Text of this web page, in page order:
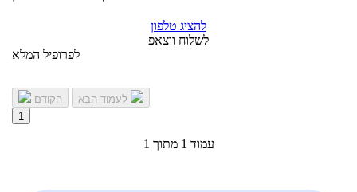
להציג טלפון
לשלוח ווצאפ
לפרופיל המלא
הקודם
1
עמוד 1 מתוך 1